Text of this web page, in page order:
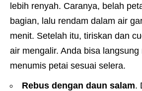
lebih renyah. Caranya, belah
bagian, lalu rendam dalam air
menit. Setelah itu, tiriskan dan
air mengalir. Anda bisa
menumis petai sesuai selera.
Rebus dengan daun salam.